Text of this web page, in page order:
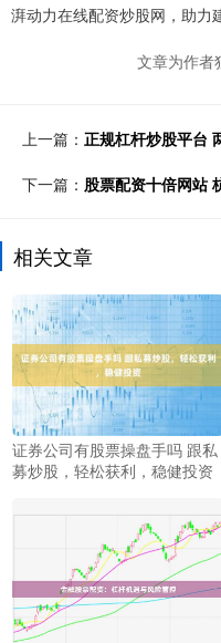
湃动力在线配资炒股网，助力
文章为作者
上一篇： 正规杠杆炒股平台
下一篇： 股票配资十倍网站
相关文章
证券公司有股票操盘手吗 跟私
募炒股，轻松获利，稳健投资